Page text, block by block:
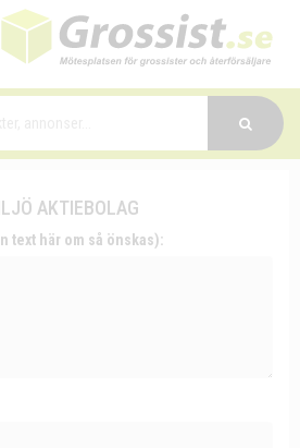
AKTIEBOLAG
text här om så önskas):